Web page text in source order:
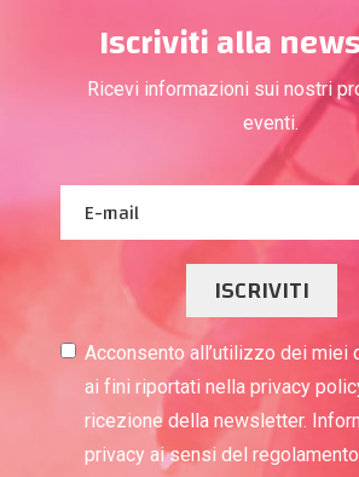
Iscriviti alla
Ricevi informazioni sui nostri
eventi.
ISCRIVITI
Acconsento all’utilizzo dei miei
ai fini riportati nella privacy
ricezione della newsletter.
privacy ai sensi del